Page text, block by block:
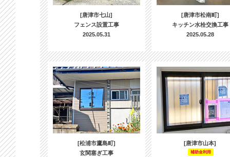
[唐津市七山]
フェンス設置工事
2025.05.31
[唐津市松南町]
キッチン水栓交換工事
2025.05.28
[松浦市鷹島町]
玄関塞ぎ工事
[唐津市山本]
補助金利用